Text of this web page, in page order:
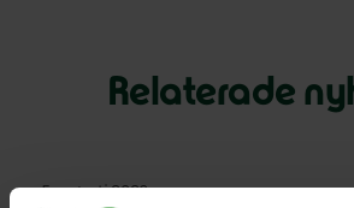
Relaterade
5 augusti 2026